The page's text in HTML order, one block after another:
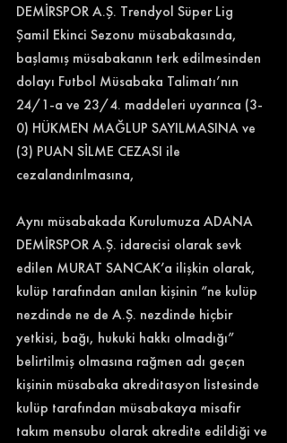
DEMİRSPOR A.Ş. Trendyol Süper Lig
Şamil Ekinci Sezonu müsabakasında,
başlamış müsabakanın terk edilmesinden
dolayı Futbol Müsabaka Talimatı’nın
24/1-a ve 23/4. maddeleri uyarınca (3-
0) HÜKMEN MAĞLUP SAYILMASINA ve
(3) PUAN SİLME CEZASI ile
cezalandırılmasına,
Aynı müsabakada Kurulumuza ADANA
DEMİRSPOR A.Ş. idarecisi olarak sevk
edilen MURAT SANCAK’a ilişkin olarak,
kulüp tarafından anılan kişinin “ne kulüp
nezdinde ne de A.Ş. nezdinde hiçbir
yetkisi, bağı, hukuki hakkı olmadığı”
belirtilmiş olmasına rağmen adı geçen
kişinin müsabaka akreditasyon listesinde
kulüp tarafından müsabakaya misafir
takım mensubu olarak akredite edildiği ve